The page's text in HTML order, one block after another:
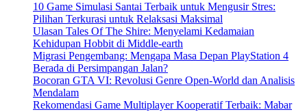
10 Game Simulasi Santai Terbaik untuk Mengusir Stres:
Pilihan Terkurasi untuk Relaksasi Maksimal
Ulasan Tales Of The Shire: Menyelami Kedamaian
Kehidupan Hobbit di Middle-earth
Migrasi Pengembang: Mengapa Masa Depan PlayStation 4
Berada di Persimpangan Jalan?
Bocoran GTA VI: Revolusi Genre Open-World dan Analisis
Mendalam
Rekomendasi Game Multiplayer Kooperatif Terbaik: Mabar